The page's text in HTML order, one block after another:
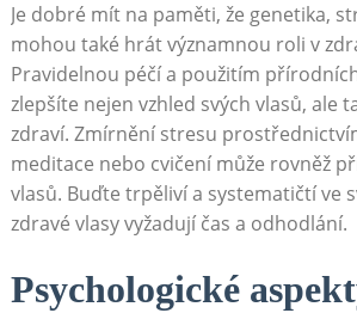
Je dobré mít na paměti, že genetika,
mohou také hrát významnou roli v
Pravidelnou péčí a použitím
zlepšíte nejen vzhled svých vlasů, ale
zdraví. Zmírnění stresu
meditace nebo cvičení může rovněž
vlasů. Buďte trpěliví a systematičtí ve
zdravé vlasy vyžadují čas a odhodlání.
Psychologické